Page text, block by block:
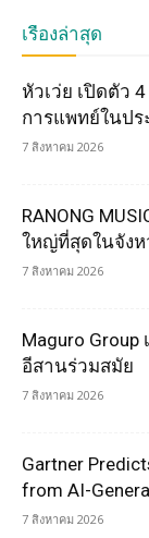
เรื่องล่าสุด
หัวเว่ย เปิดตัว
การแพทย์ในปร
7 สิงหาคม 2026
RANONG
ใหญ่ที่สุดในจังห
7 สิงหาคม 2026
Maguro
อีสานร่วมสมัย
7 สิงหาคม 2026
Gartner
from AI-
7 สิงหาคม 2026